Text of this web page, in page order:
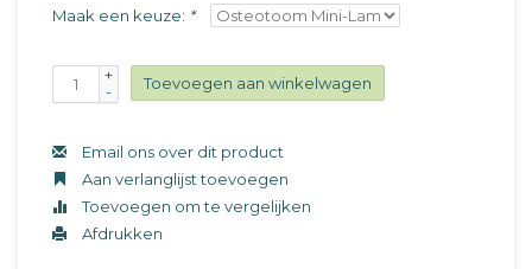
Maak een keuze: *
+
-
Toevoegen aan winkelwagen
Email ons over dit product
Aan verlanglijst toevoegen
Toevoegen om te vergelijken
Afdrukken